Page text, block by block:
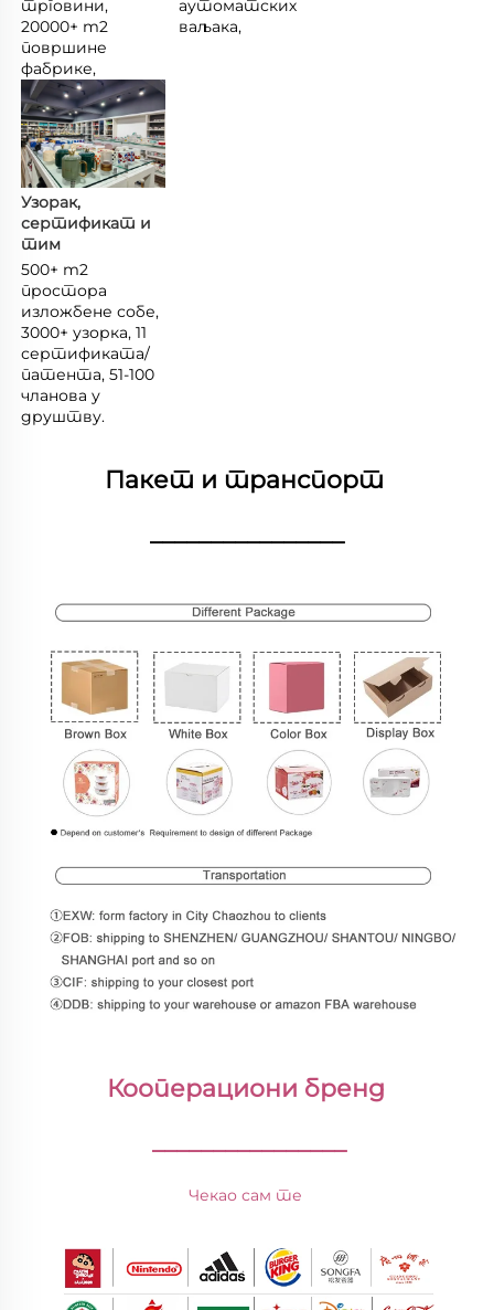
трговини,
20000+ m2
површине
фабрике,
аутоматских
ваљака,
Узорак,
сертификат и
тим
500+ m2
простора
изложбене собе,
3000+ узорка, 11
сертификата/
патента, 51-100
чланова у
друштву.
Пакет и транспорт
________________
Кооперациони бренд
________________
Чекао сам те